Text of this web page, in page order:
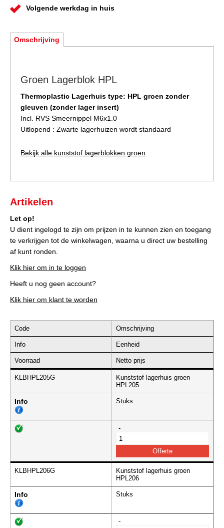
Volgende werkdag in huis
Omschrijving
Groen Lagerblok HPL
Thermoplastic Lagerhuis type: HPL groen zonder
gleuven (zonder lager insert)
Incl. RVS Smeernippel M6x1.0
Uitlopend : Zwarte lagerhuizen wordt standaard
Bekijk alle kunststof lagerblokken groen
Artikelen
Let op!
U dient ingelogd te zijn om prijzen in te kunnen zien en toegang
te verkrijgen tot de winkelwagen, waarna u direct uw bestelling
af kunt ronden.
Klik hier om in te loggen
Heeft u nog geen account?
Klik hier om klant te worden
Code Omschrijving
Info Eenheid
Voorraad Netto prijs
KLBHPL205G
Kunststof lagerhuis groen
HPL205
Info Stuks
-
KLBHPL206G
Kunststof lagerhuis groen
HPL206
Info Stuks
-